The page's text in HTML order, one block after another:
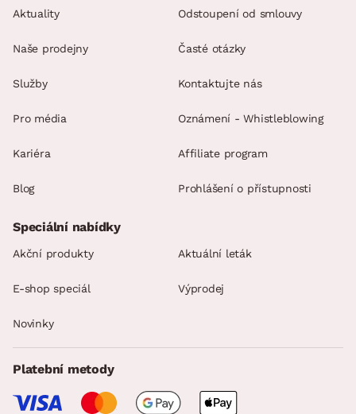
Aktuality
Naše prodejny
Služby
Pro média
Kariéra
Blog
Odstoupení od smlouvy
Časté otázky
Kontaktujte nás
Oznámení - Whistleblowing
Affiliate program
Prohlášení o přístupnosti
Speciální nabídky
Akční produkty Aktuální leták
E-shop speciál Výprodej
Novinky
Platební metody